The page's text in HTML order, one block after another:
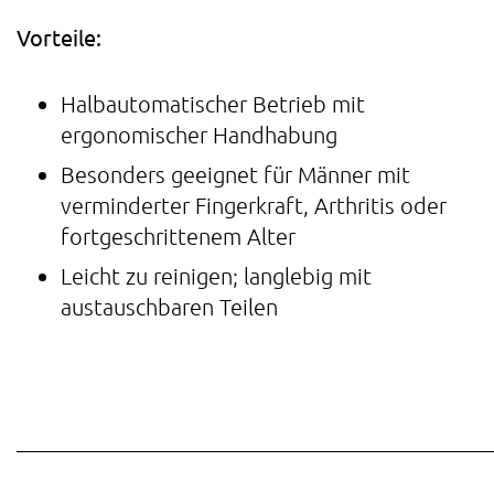
Vorteile:
Halbautomatischer Betrieb mit
ergonomischer Handhabung
Besonders geeignet für Männer mit
verminderter Fingerkraft, Arthritis oder
fortgeschrittenem Alter
Leicht zu reinigen; langlebig mit
austauschbaren Teilen